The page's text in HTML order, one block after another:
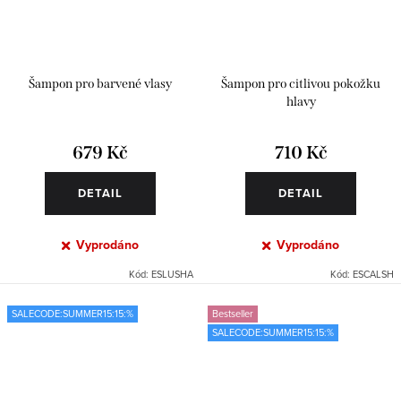
Šampon pro barvené vlasy
679 Kč
DETAIL
Vyprodáno
Kód: ESLUSHA
Šampon pro citlivou pokožku
hlavy
710 Kč
DETAIL
Vyprodáno
Kód: ESCALSH
SALECODE:SUMMER15:15:%
Bestseller
SALECODE:SUMMER15:15:%